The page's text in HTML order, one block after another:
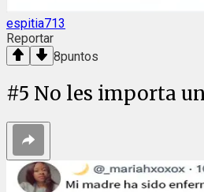
espitia713
Reportar
8puntos
#5 No les importa